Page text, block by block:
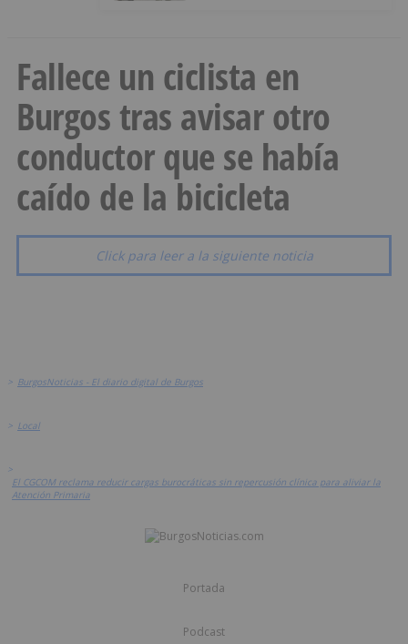
Fallece un ciclista en
Burgos tras avisar otro
conductor que se había
caído de la bicicleta
Click para leer a la siguiente noticia
> BurgosNoticias - El diario digital de Burgos
> Local
>
El CGCOM reclama reducir cargas burocráticas sin repercusión clínica para aliviar la
Atención Primaria
Portada
Podcast